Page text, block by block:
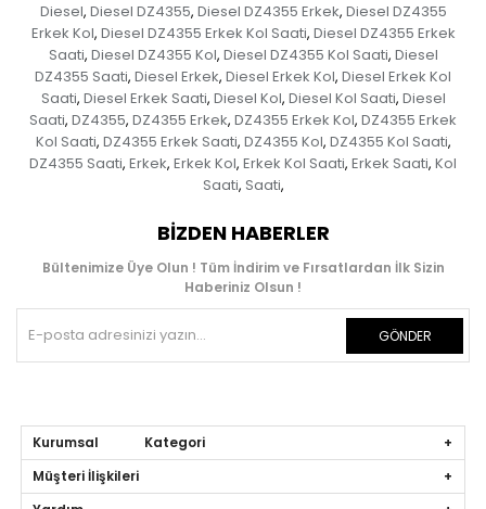
Diesel, Diesel DZ4355, Diesel DZ4355 Erkek, Diesel DZ4355
Erkek Kol, Diesel DZ4355 Erkek Kol Saati, Diesel DZ4355 Erkek
Saati, Diesel DZ4355 Kol, Diesel DZ4355 Kol Saati, Diesel
DZ4355 Saati, Diesel Erkek, Diesel Erkek Kol, Diesel Erkek Kol
Saati, Diesel Erkek Saati, Diesel Kol, Diesel Kol Saati, Diesel
Saati, DZ4355, DZ4355 Erkek, DZ4355 Erkek Kol, DZ4355 Erkek
Kol Saati, DZ4355 Erkek Saati, DZ4355 Kol, DZ4355 Kol Saati,
DZ4355 Saati, Erkek, Erkek Kol, Erkek Kol Saati, Erkek Saati, Kol
Saati, Saati,
BIZDEN HABERLER
Bültenimize Üye Olun ! Tüm İndirim ve Fırsatlardan İlk Sizin
Haberiniz Olsun !
GÖNDER
Kurumsal Kategori
Müşteri İlişkileri